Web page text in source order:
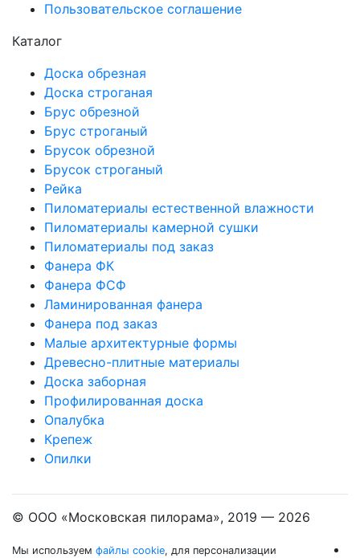
Пользовательское соглашение
Каталог
Доска обрезная
Доска строганая
Брус обрезной
Брус строганый
Брусок обрезной
Брусок строганый
Рейка
Пиломатериалы естественной влажности
Пиломатериалы камерной сушки
Пиломатериалы под заказ
Фанера ФК
Фанера ФСФ
Ламинированная фанера
Фанера под заказ
Малые архитектурные формы
Древесно-плитные материалы
Доска заборная
Профилированная доска
Опалубка
Крепеж
Опилки
© ООО «Московская пилорама», 2019 — 2026
Мы используем файлы cookie, для персонализации